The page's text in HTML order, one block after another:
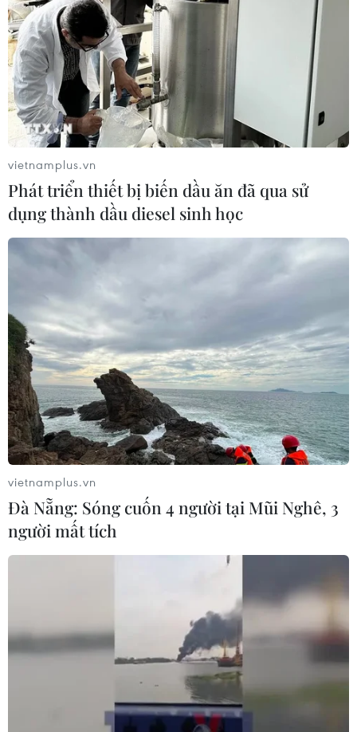
vietnamplus.vn
Phát triển thiết bị biến dầu ăn đã qua sử
dụng thành dầu diesel sinh học
vietnamplus.vn
Đà Nẵng: Sóng cuốn 4 người tại Mũi Nghê, 3
người mất tích